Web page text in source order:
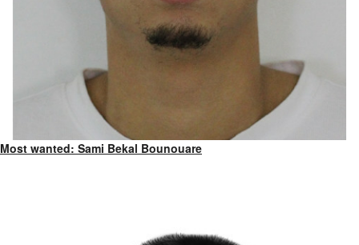
Most wanted: Sami Bekal Bounouare